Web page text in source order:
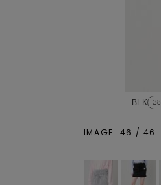
BLK 38
IMAGE 46 /46